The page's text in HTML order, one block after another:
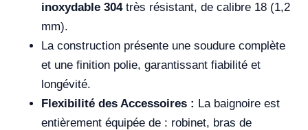
inoxydable 304très résistant, de calibre 18 (1,2
mm).
La construction présente une soudure complète
et une finition polie, garantissant fiabilité et
longévité.
Flexibilité des Accessoires : La baignoire est
entièrement équipée de : robinet, bras de